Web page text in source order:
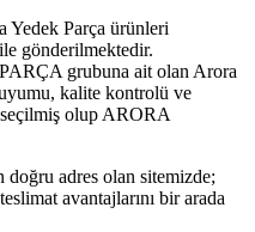
Yedek Parça ürünleri
gönderilmektedir.
grubuna ait olan Arora
kalite kontrolü ve
seçilmiş olup ARORA
doğru adres olan sitemizde;
avantajlarını bir arada